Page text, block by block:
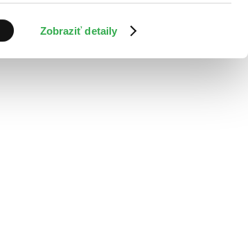
Zobraziť detaily